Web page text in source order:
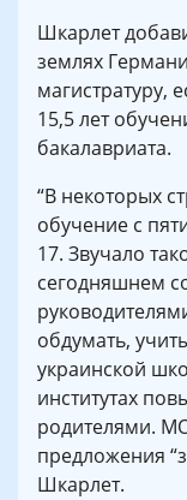
Шкарлет
землях
магистратуру,
15,5 лет
бакалавриата.
“В некоторых
обучение с
17. Звучало
сегодняшнем
обдумать,
украинской
институтах
родителями.
предложения
Шкарлет.